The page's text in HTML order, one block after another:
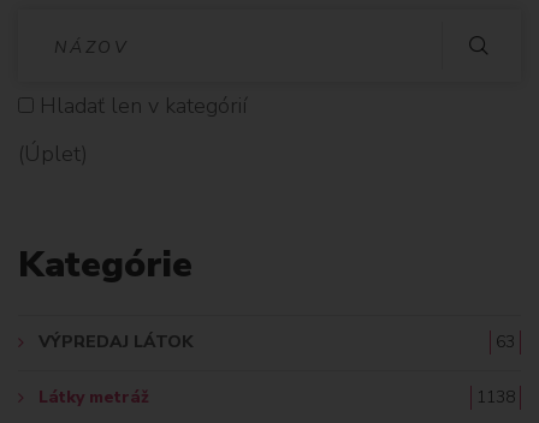
D
Hladať len v kategórií
(Úplet)
Kategórie
VÝPREDAJ LÁTOK 63
Látky metráž 1138